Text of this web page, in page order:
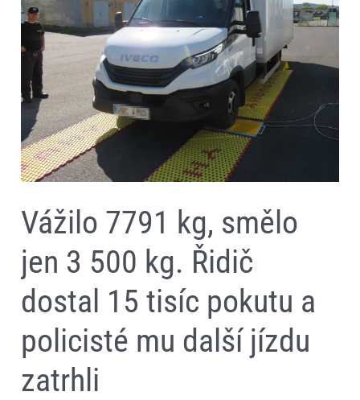
Vážilo 7791 kg, smělo
jen 3 500 kg. Řidič
dostal 15 tisíc pokutu a
policisté mu další jízdu
zatrhli
Řidič
dostal
15
tisíc
pokutu
a
policisté
mu
další
jízdu
zatrhli